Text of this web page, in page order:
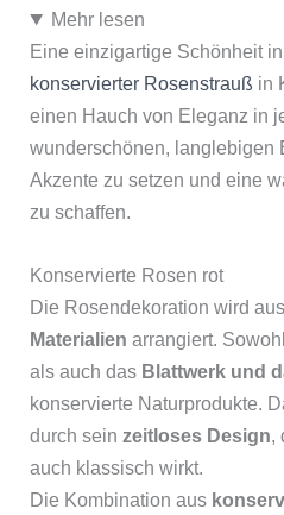
Mehr lesen
Eine einzigartige Schönheit
konservierter Rosenstrauß in
einen Hauch von Eleganz in
wunderschönen, langlebigen
Akzente zu setzen und eine
zu schaffen.
Konservierte Rosen rot
Die Rosendekoration wird aus
Materialien arrangiert.
als auch das Blattwerk und
konservierte Naturprodukte.
durch seinzeitloses Design,
auch klassisch wirkt.
Die Kombination aus